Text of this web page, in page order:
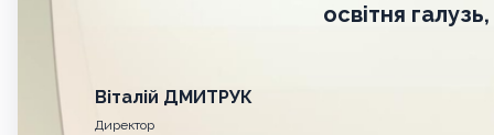
освітня
Віталій ДМИТРУК
Директор